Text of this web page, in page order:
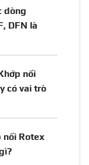
dòng
DFN là
nối
có vai trò
nối Rotex